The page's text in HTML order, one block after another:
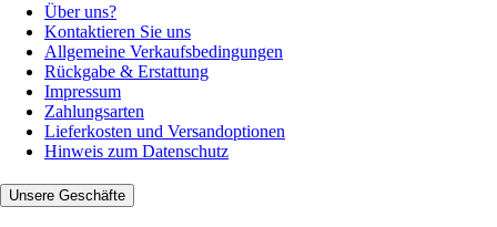
Über uns?
Kontaktieren Sie uns
Allgemeine Verkaufsbedingungen
Rückgabe & Erstattung
Impressum
Zahlungsarten
Lieferkosten und Versandoptionen
Hinweis zum Datenschutz
Unsere Geschäfte